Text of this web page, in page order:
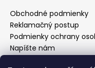
Obchodné podmienky
Reklamačný postup
Podmienky ochrany
Napíšte nám